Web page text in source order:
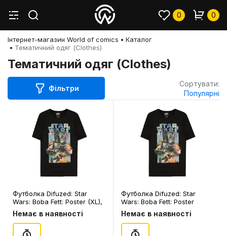
0 0
Інтернет-магазин World of comics
Каталог
Тематичний одяг (Clothes)
Тематичний одяг (Clothes)
Фільтри
Сортувати:
Популярні
Футболка Difuzed: Star
Wars: Boba Fett: Poster (XL),
(345889)
Немає в наявності
Футболка Difuzed: Star
Wars: Boba Fett: Poster
(2XL), (345926)
Немає в наявності